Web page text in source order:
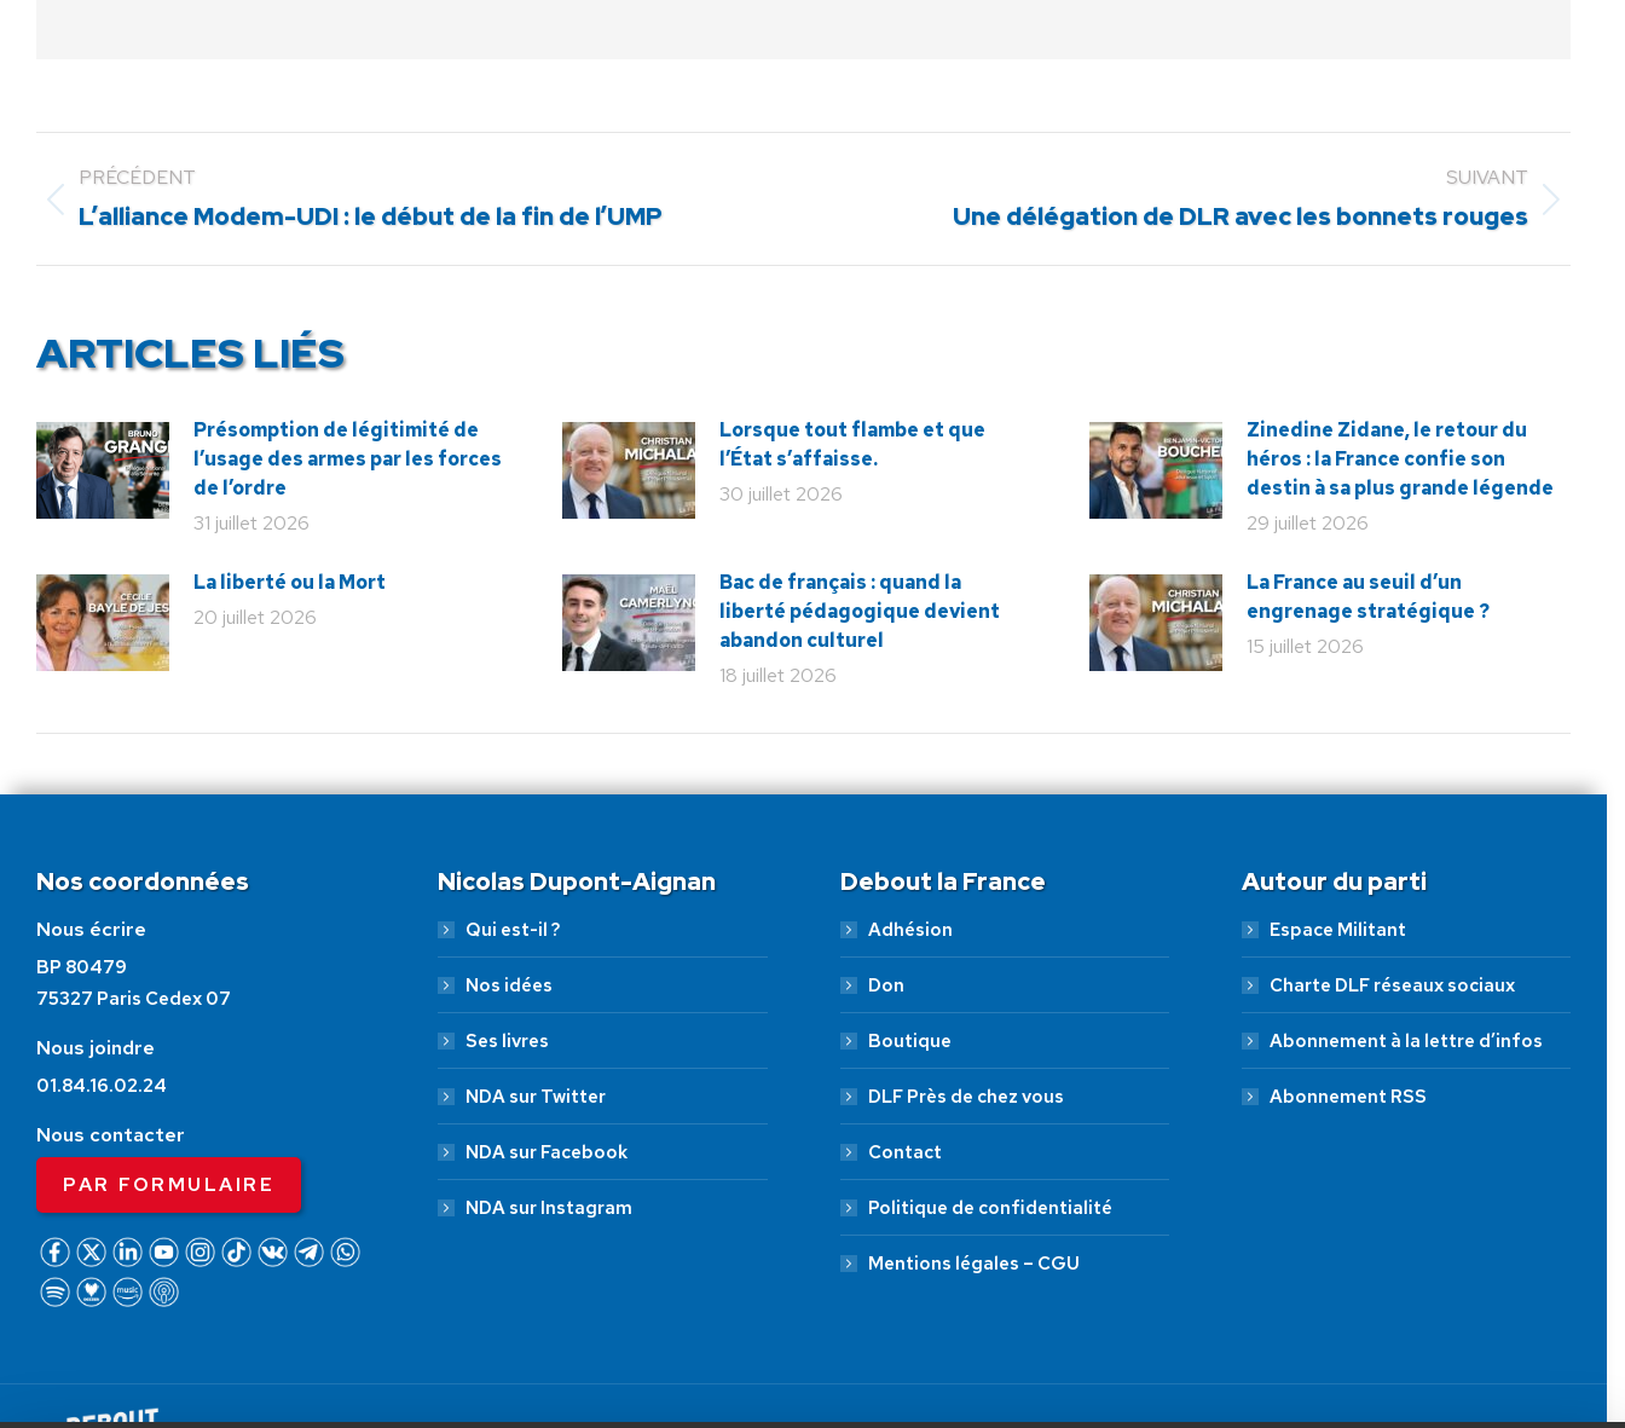
PRÉCÉDENT
Article
:
L’alliance Modem-UDI : le début de la fin de l’UMP
SUIVANT
:
Une délégation de DLR avec les bonnets rouges
ARTICLES LIÉS
Présomption de légitimité de
l’usage des armes par les forces
de l’ordre
31 juillet 2026
Lorsque tout flambe et que
l’État s’affaisse.
30 juillet 2026
Zinedine Zidane, le retour du
héros : la France confie son
destin à sa plus grande légende
29 juillet 2026
La liberté ou la Mort
20 juillet 2026
Bac de français : quand la
liberté pédagogique devient
abandon culturel
18 juillet 2026
La France au seuil d’un
engrenage stratégique ?
15 juillet 2026
Nos coordonnées
Nous écrire
BP 80479
75327 Paris Cedex 07
Nous joindre
01.84.16.02.24
Nous contacter
PAR FORMULAIRE
Nicolas Dupont-Aignan
Qui est-il ?
Nos idées
Ses livres
NDA sur Twitter
NDA sur Facebook
NDA sur Instagram
Debout la France
Adhésion
Don
Boutique
DLF Près de chez vous
Contact
Politique de confidentialité
Mentions légales – CGU
Autour du parti
Espace Militant
Charte DLF réseaux sociaux
Abonnement à la lettre d’infos
Abonnement RSS
AIDEZ NOUS À
JE FAIS UN DON À DLF